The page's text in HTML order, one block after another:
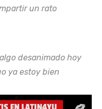
un rato
desanimado hoy
ya estoy bien